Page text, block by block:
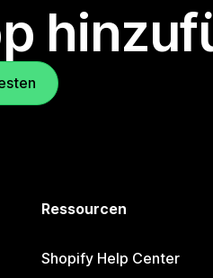
Ressourcen
Shopify Help Center